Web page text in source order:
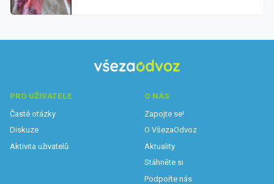
PRO UŽIVATELE
Časté otázky
Diskuze
Aktivita uživatelů
O NÁS
Zapojte se!
O VšezaOdvoz
Aktuality
Stáhněte si
Podpořte nás